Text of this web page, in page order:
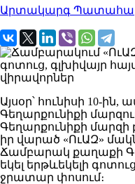
Արտակարգ
Այսօր՝ հունիսի 10-
Գեղարքունիքի
Գեղարքունիքի մարզի
իր վարած «ՈւԱԶ»
Ճամբարակ քաղաքի
եկել երթևեկելի
ջրատար փոսում։